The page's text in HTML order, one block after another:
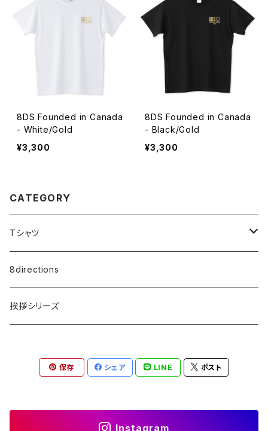
8DS Founded in Canada
- White/Gold
¥3,300
8DS Founded in Canada
- Black/Gold
¥3,300
CATEGORY
Tシャツ
8directions
挨拶シリーズ
8directions
挨拶シリーズ
保存 シェア LINE ポスト
Instagram